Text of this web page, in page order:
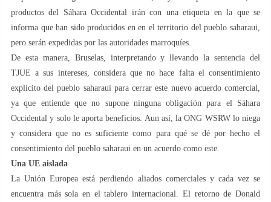
productos del Sáhara Occidental irán con una etiqueta en la que se
informa que han sido producidos en en el territorio del pueblo saharaui,
pero serán expedidas por las autoridades marroquíes.
De esta manera, Bruselas, interpretando y llevando la sentencia del
TJUE a sus intereses, considera que no hace falta el consentimiento
explícito del pueblo saharaui para cerrar este nuevo acuerdo comercial,
ya que entiende que no supone ninguna obligación para el Sáhara
Occidental y solo le aporta beneficios. Aun así, la ONG WSRW lo niega
y considera que no es suficiente como para qué se dé por hecho el
consentimiento del pueblo saharaui en un acuerdo como este.
Una UE aislada
La Unión Europea está perdiendo aliados comerciales y cada vez se
encuentra más sola en el tablero internacional. El retorno de Donald